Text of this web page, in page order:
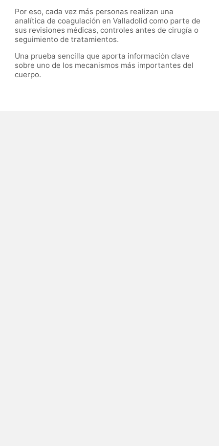
Por eso, cada vez más personas realizan una
analítica de coagulación en Valladolid como parte de
sus revisiones médicas, controles antes de cirugía o
seguimiento de tratamientos.
Una prueba sencilla que aporta información clave
sobre uno de los mecanismos más importantes del
cuerpo.